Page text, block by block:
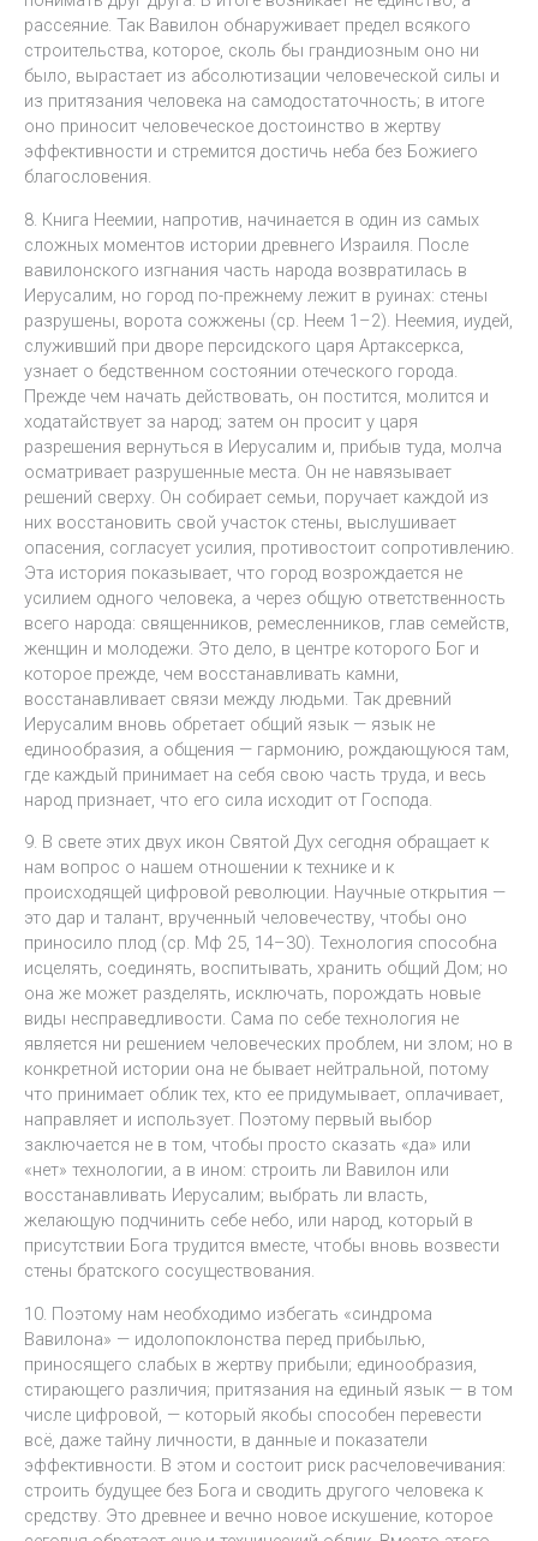
рассеяние. Так Вавилон обнаруживает предел всякого
строительства, которое, сколь бы грандиозным оно ни
было, вырастает из абсолютизации человеческой силы и
из притязания человека на самодостаточность; в итоге
оно приносит человеческое достоинство в жертву
эффективности и стремится достичь неба без Божиего
благословения.
8. Книга Неемии, напротив, начинается в один из самых
сложных моментов истории древнего Израиля. После
вавилонского изгнания часть народа возвратилась в
Иерусалим, но город по-прежнему лежит в руинах: стены
разрушены, ворота сожжены (ср. Неем 1–2). Неемия, иудей,
служивший при дворе персидского царя Артаксеркса,
узнает о бедственном состоянии отеческого города.
Прежде чем начать действовать, он постится, молится и
ходатайствует за народ; затем он просит у царя
разрешения вернуться в Иерусалим и, прибыв туда, молча
осматривает разрушенные места. Он не навязывает
решений сверху. Он собирает семьи, поручает каждой из
них восстановить свой участок стены, выслушивает
опасения, согласует усилия, противостоит сопротивлению.
Эта история показывает, что город возрождается не
усилием одного человека, а через общую ответственность
всего народа: священников, ремесленников, глав семейств,
женщин и молодежи. Это дело, в центре которого Бог и
которое прежде, чем восстанавливать камни,
восстанавливает связи между людьми. Так древний
Иерусалим вновь обретает общий язык — язык не
единообразия, а общения — гармонию, рождающуюся там,
где каждый принимает на себя свою часть труда, и весь
народ признает, что его сила исходит от Господа.
9. В свете этих двух икон Святой Дух сегодня обращает к
нам вопрос о нашем отношении к технике и к
происходящей цифровой революции. Научные открытия —
это дар и талант, врученный человечеству, чтобы оно
приносило плод (ср. Мф 25, 14–30). Технология способна
исцелять, соединять, воспитывать, хранить общий Дом; но
она же может разделять, исключать, порождать новые
виды несправедливости. Сама по себе технология не
является ни решением человеческих проблем, ни злом; но в
конкретной истории она не бывает нейтральной, потому
что принимает облик тех, кто ее придумывает, оплачивает,
направляет и использует. Поэтому первый выбор
заключается не в том, чтобы просто сказать «да» или
«нет» технологии, а в ином: строить ли Вавилон или
восстанавливать Иерусалим; выбрать ли власть,
желающую подчинить себе небо, или народ, который в
присутствии Бога трудится вместе, чтобы вновь возвести
стены братского сосуществования.
10. Поэтому нам необходимо избегать «синдрома
Вавилона» — идолопоклонства перед прибылью,
приносящего слабых в жертву прибыли; единообразия,
стирающего различия; притязания на единый язык — в том
числе цифровой, — который якобы способен перевести
всё, даже тайну личности, в данные и показатели
эффективности. В этом и состоит риск расчеловечивания:
строить будущее без Бога и сводить другого человека к
средству. Это древнее и вечно новое искушение, которое